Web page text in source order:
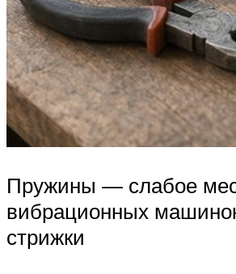
Пружины — слабое
вибрационных
стрижки